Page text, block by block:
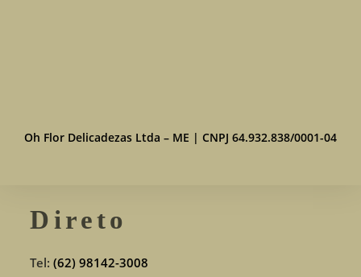
Oh Flor Delicadezas Ltda – ME | CNPJ 64.932.838/0001-04
Direto
Tel: (62) 98142-3008